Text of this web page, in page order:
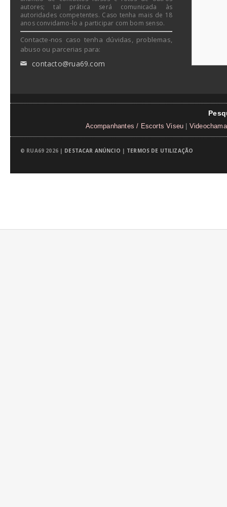
autores; tal prática será comunicada às
autoridades competentes. Caso tenha mais de 18
anos convidamo-lo a participar com bom senso.
Contacte-nos caso tenha dúvidas, problemas,
abuso ou parcerias para:
✉ contacto@rua69.com
Acompanhantes / Escorts Viseu
© RUA69 2026 | DESTACAR ANÚNCIO | TERMOS DE UTILIZAÇÃO